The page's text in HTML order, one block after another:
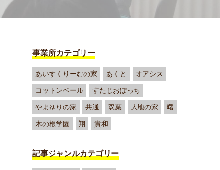
事業所カテゴリー
あいすくりーむの家 あくと オアシス
コットンベール すたじおぽっち
やまゆりの家 共通 双葉 大地の家 曙
木の根学園 翔 貴和
記事ジャンルカテゴリー